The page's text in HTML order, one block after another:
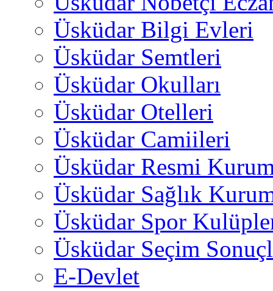
Üsküdar Bilgi Evleri
Üsküdar Semtleri
Üsküdar Okulları
Üsküdar Otelleri
Üsküdar Camiileri
Üsküdar Resmi
Üsküdar Sağlık
Üsküdar Spor
Üsküdar Seçim
E-Devlet